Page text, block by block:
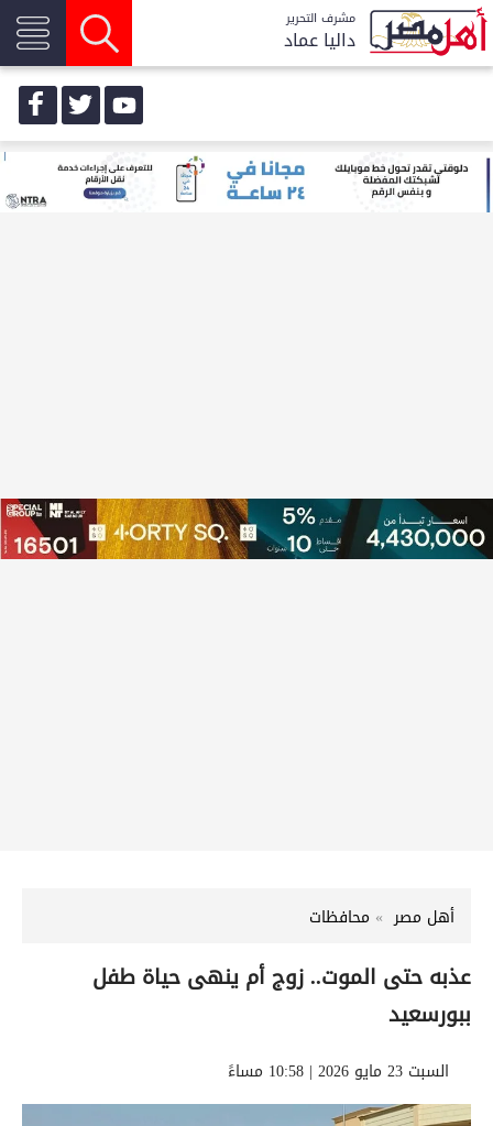
مشرف التحرير
داليا عماد
أهل مصر محافظات
عذبه حتى الموت.. زوج أم ينهى حياة طفل
ببورسعيد
السبت 23 مايو 2026 | 10:58 مساءً